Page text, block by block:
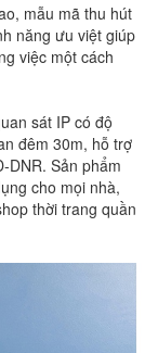
mẫu mã thu hút
năng ưu việt giúp
việc một cách
sát IP có độ
đêm 30m, hỗ trợ
DNR. Sản phẩm
cho mọi nhà,
thời trang quần